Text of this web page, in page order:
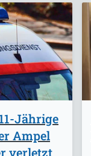
Jährige
Ampel
verletzt